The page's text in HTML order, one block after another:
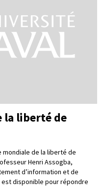
la liberté de
mondiale de la liberté de
Henri Assogba,
d’information et de
est disponible pour répondre